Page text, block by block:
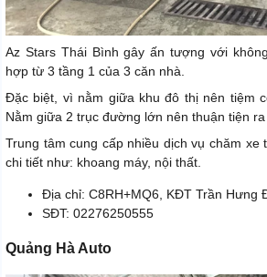
Az Stars Thái Bình gây ấn tượng với
hợp từ 3 tầng 1 của 3 căn nhà.
Đặc biệt, vì nằm giữa khu đô thị nên tiệm
Nằm giữa 2 trục đường lớn nên thuận tiện ra
Trung tâm cung cấp nhiều dịch vụ chăm
chi tiết như: khoang máy, nội thất.
Địa chỉ: C8RH+MQ6, KĐT Trần Hưng
SĐT: 02276250555
Quảng Hà Auto